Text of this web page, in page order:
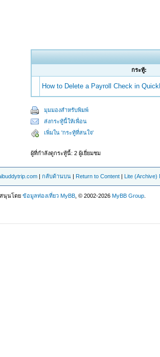
กระทู้:
How to Delete a Payroll Check in
มุมมองสำหรับพิมพ์
ส่งกระทู้นี้ให้เพื่อน
เพิ่มใน 'กระทู้ที่สนใจ'
ผู้ที่กำลังดูกระทู้นี้: 2 ผู้เยี่ยมชม
|กลับด้านบน | Return to Content | Lite (Archive)
นุนโดยข้อมูลท่องเที่ยว MyBB , © 2002-2026MyBB Group